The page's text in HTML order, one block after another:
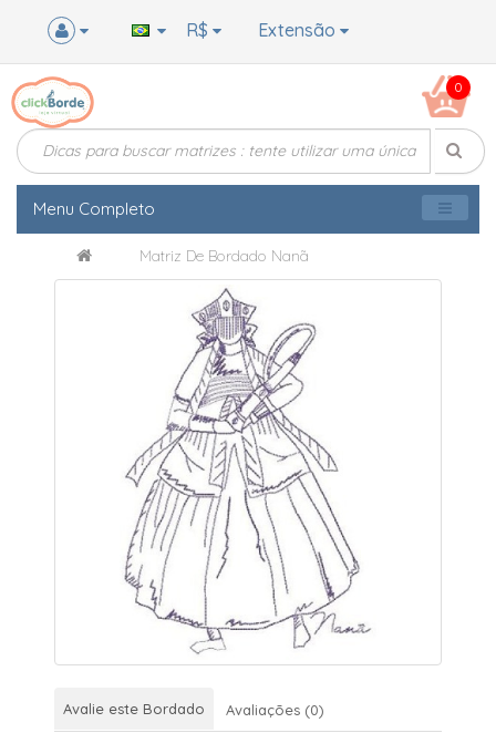
Extensão
R$
0
Menu Completo
Matriz De Bordado Nanã
Avalie este Bordado Avaliações (0)